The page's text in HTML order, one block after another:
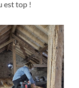
est top !